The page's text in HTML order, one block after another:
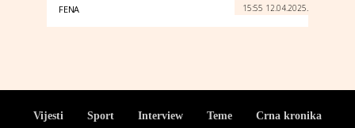
FENA 15:55 12.04.2025.
Vijesti Sport Interview Teme Crna kronika